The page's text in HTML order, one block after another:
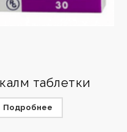
таблетки
Подробнее